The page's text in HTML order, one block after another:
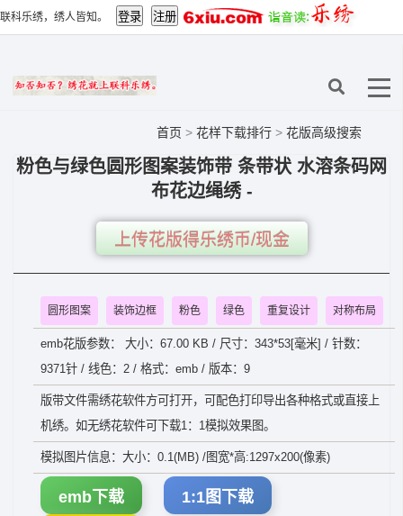
联科乐绣，绣人皆知。
首页 > 花样下载排行 > 花版高级搜索
粉色与绿色圆形图案装饰带 条带状 水溶条码网
布花边绳绣 -
上传花版得乐绣币/现金
圆形图案 装饰边框 粉色 绿色 重复设计 对称布局
emb花版参数： 大小：67.00 KB / 尺寸：343*53[毫米] / 针数：
9371针 / 线色：2 / 格式：emb / 版本：9
版带文件需绣花软件方可打开，可配色打印导出各种格式或直接上
机绣。如无绣花软件可下载1：1模拟效果图。
模拟图片信息：大小：0.1(MB) /图宽*高:1297x200(像素)
emb下载 1:1图下载